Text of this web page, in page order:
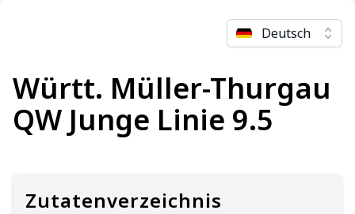
Deutsch
Württ. Müller-Thurgau
QW Junge Linie 9.5
Zutatenverzeichnis